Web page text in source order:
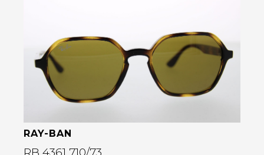
RAY-BAN
RB 4361 710/73